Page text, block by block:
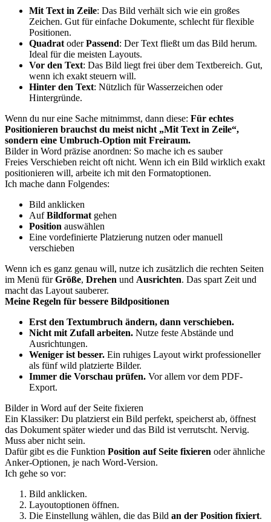
Mit Text in Zeile: Das Bild verhält sich wie ein großes
Zeichen. Gut für einfache Dokumente, schlecht für flexible
Positionen.
Quadrat oderPassend: Der Text fließt um das Bild herum.
Ideal für die meisten Layouts.
Vor den Text: Das Bild liegt frei über dem Textbereich. Gut,
wenn ich exakt steuern will.
Hinter den Text: Nützlich für Wasserzeichen oder
Hintergründe.
Wenn du nur eine Sache mitnimmst, dann diese: Für echtes
Positionieren brauchst du meist nicht „Mit Text in Zeile“,
sondern eine Umbruch-Option mit Freiraum.
Bilder in Word präzise anordnen: So mache ich es sauber
Freies Verschieben reicht oft nicht. Wenn ich ein Bild wirklich exakt
positionieren will, arbeite ich mit den Formatoptionen.
Ich mache dann Folgendes:
Bild anklicken
AufBildformat gehen
Position auswählen
Eine vordefinierte Platzierung nutzen oder manuell
verschieben
Wenn ich es ganz genau will, nutze ich zusätzlich die rechten Seiten
im Menü fürGröße, Drehen und Ausrichten. Das spart Zeit und
macht das Layout sauberer.
Meine Regeln für bessere Bildpositionen
Erst den Textumbruch ändern, dann verschieben.
Nicht mit Zufall arbeiten. Nutze feste Abstände und
Ausrichtungen.
Weniger ist besser. Ein ruhiges Layout wirkt professioneller
als fünf wild platzierte Bilder.
Immer die Vorschau prüfen. Vor allem vor dem PDF-
Export.
Bilder in Word auf der Seite fixieren
Ein Klassiker: Du platzierst ein Bild perfekt, speicherst ab, öffnest
das Dokument später wieder und das Bild ist verrutscht. Nervig.
Muss aber nicht sein.
Dafür gibt es die Funktion Position auf Seite fixieren oder ähnliche
Anker-Optionen, je nach Word-Version.
Ich gehe so vor:
Bild anklicken.
Layoutoptionen öffnen.
Die Einstellung wählen, die das Bild an der Position fixiert.